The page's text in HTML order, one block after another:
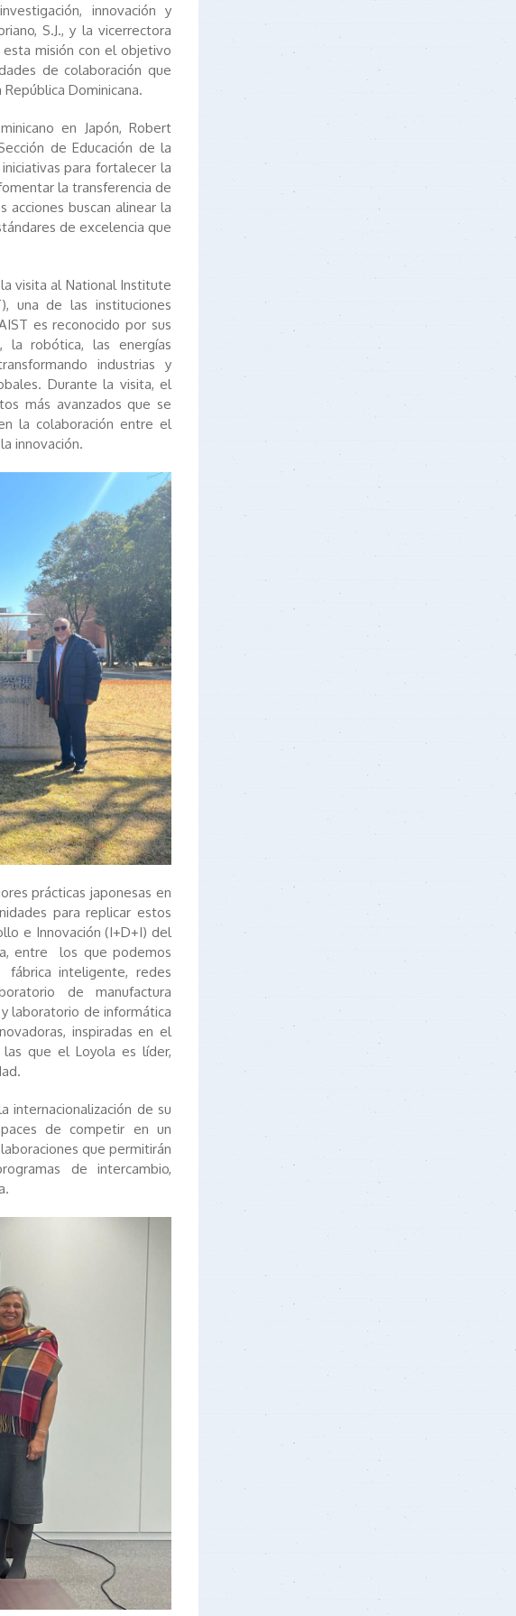
innovación y
S.J., y la vicerrectora
esta misión con el objetivo
de colaboración que
Dominicana.
en Japón, Robert
de Educación de la
para fortalecer la
la transferencia de
acciones buscan alinear la
de excelencia que
visita al National Institute
una de las instituciones
es reconocido por sus
la robótica, las energías
industrias y
Durante la visita, el
más avanzados que se
la colaboración entre el
innovación.
prácticas japonesas en
para replicar estos
e Innovación (I+D+I) del
entre los que podemos
inteligente, redes
de manufactura
laboratorio de informática
inspiradas en el
que el Loyola es líder,
internacionalización de su
de competir en un
que permitirán
de intercambio,